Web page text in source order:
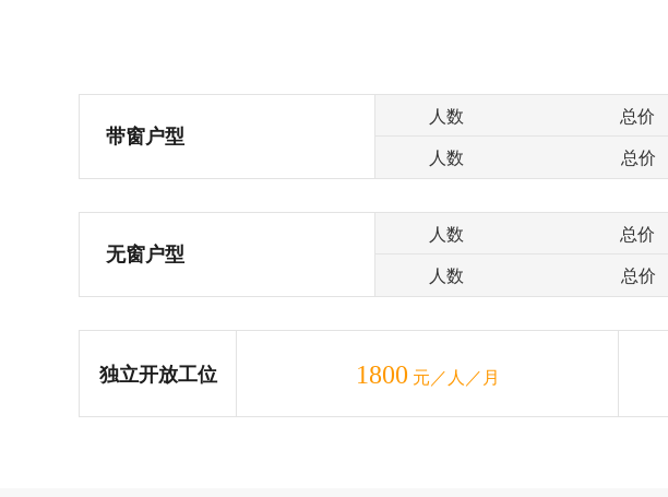
带窗户型
人数 总价
人数 总价
无窗户型
人数 总价
人数 总价
独立开放工位 1800 元／人／月